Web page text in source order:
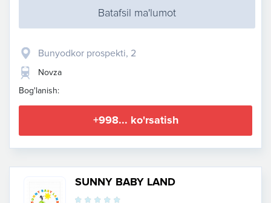
Batafsil ma'lumot
Bunyodkor prospekti, 2
Novza
Bog'lanish:
+998... ko'rsatish
SUNNY BABY LAND